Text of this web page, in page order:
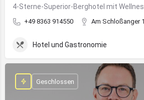
+49 8363 914550 Am Schloßanger 1
Hotel und Gastronomie
Geschlossen